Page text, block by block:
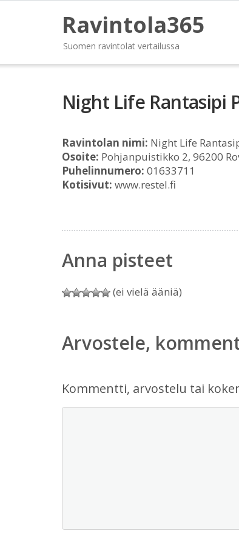
Ravintola365
Suomen ravintolat vertailussa
Night Life Rantasipi
Ravintolan nimi: Night Life
Osoite: Pohjanpuistikko 2, 96200
Puhelinnumero: 01633711
Kotisivut: www.restel.fi
Anna pisteet
(ei vielä ääniä)
Arvostele,
Kommentti, arvostelu tai